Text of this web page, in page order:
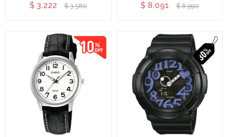
$ 3.222 $ 3.580 $ 8.091 $ 8.990